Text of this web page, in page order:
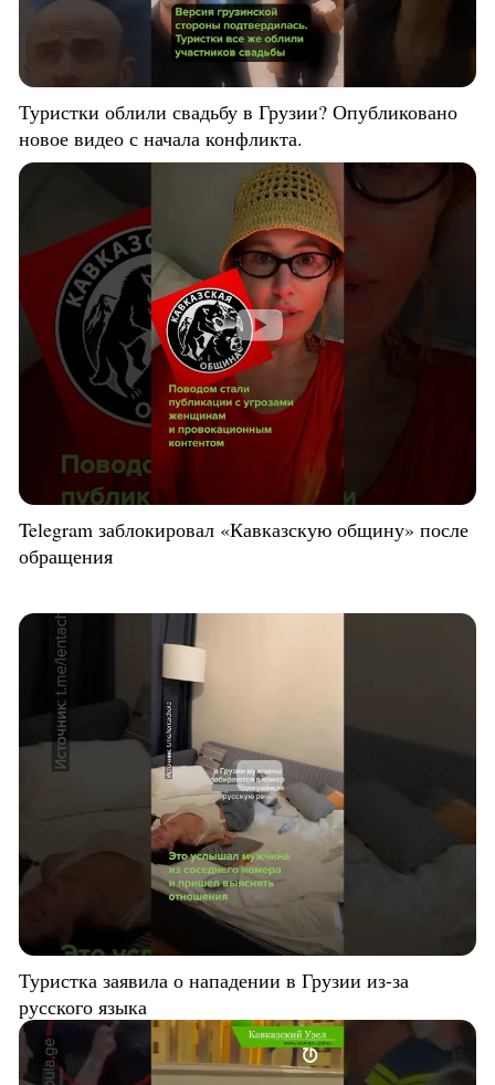
Туристки облили свадьбу в Грузии? Опубликовано
новое видео с начала конфликта.
Telegram заблокировал «Кавказскую общину» после
обращения
Туристка заявила о нападении в Грузии из-за
русского языка